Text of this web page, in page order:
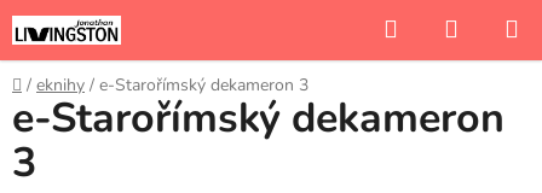
Přejít
na
obsah
Hledat
KOŠÍK
Domů
/ eknihy / e-Starořímský dekameron 3
e-Starořímský dekameron
3